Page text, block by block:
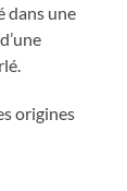
dans une
origines